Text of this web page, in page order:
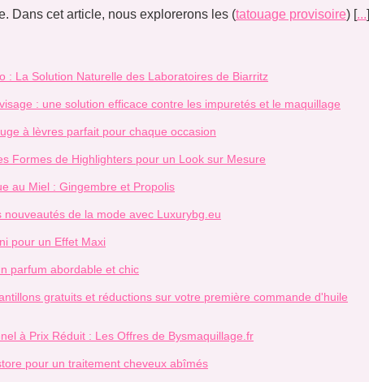
Dans cet article, nous explorerons les (tatouage provisoire) [...]
: La Solution Naturelle des Laboratoires de Biarritz
: une solution efficace contre les impuretés et le maquillage
à lèvres parfait pour chaque occasion
Formes de Highlighters pour un Look sur Mesure
au Miel : Gingembre et Propolis
nouveautés de la mode avec Luxurybg.eu
pour un Effet Maxi
parfum abordable et chic
gratuits et réductions sur votre première commande d'huile
à Prix Réduit : Les Offres de Bysmaquillage.fr
pour un traitement cheveux abîmés